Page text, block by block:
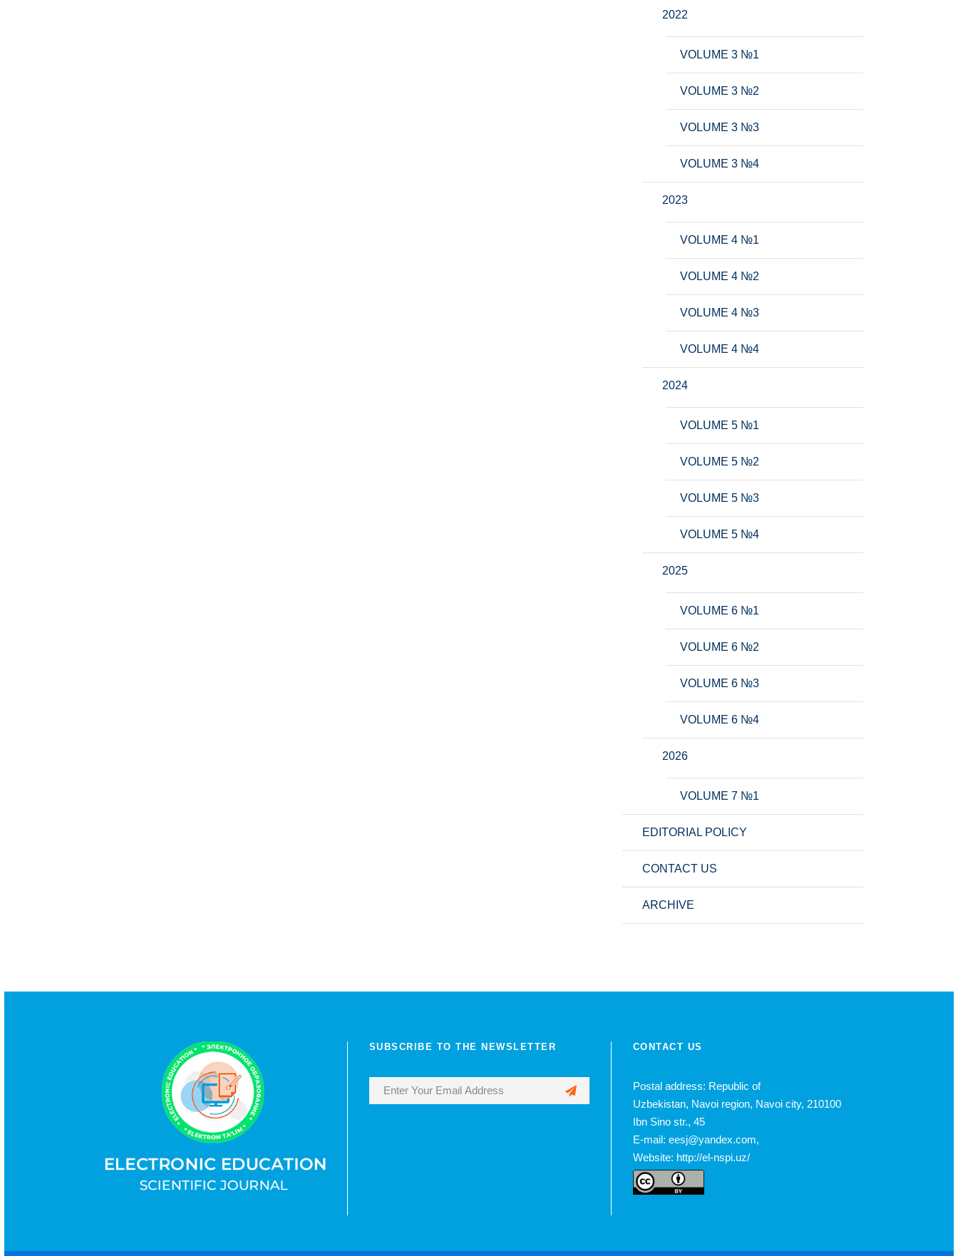
2022
VOLUME 3 №1
VOLUME 3 №2
VOLUME 3 №3
VOLUME 3 №4
2023
VOLUME 4 №1
VOLUME 4 №2
VOLUME 4 №3
VOLUME 4 №4
2024
VOLUME 5 №1
VOLUME 5 №2
VOLUME 5 №3
VOLUME 5 №4
2025
VOLUME 6 №1
VOLUME 6 №2
VOLUME 6 №3
VOLUME 6 №4
2026
VOLUME 7 №1
EDITORIAL POLICY
CONTACT US
ARCHIVE
SUBSCRIBE TO THE NEWSLETTER CONTACT US
Postal address: Republic of
Uzbekistan, Navoi region, Navoi city, 210100
Ibn Sino str., 45
E-mail: eesj@yandex.com,
Website: http://el-nspi.uz/